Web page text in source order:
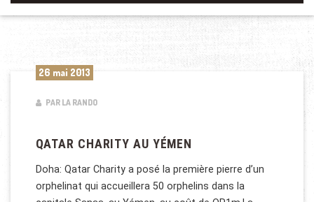
26 mai 2013
PAR LA RANDO
QATAR CHARITY AU YÉMEN
Doha: Qatar Charity a posé la première pierre d’un
orphelinat qui accueillera 50 orphelins dans la